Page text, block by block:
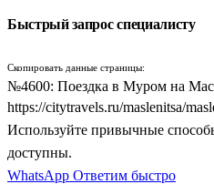
Быстрый запрос специалисту
Скопировать данные страницы:
№4600: Поездка в Муром на
https://citytravels.ru/maslenitsa/
Используйте привычные
доступны.
WhatsApp Ответим быстро